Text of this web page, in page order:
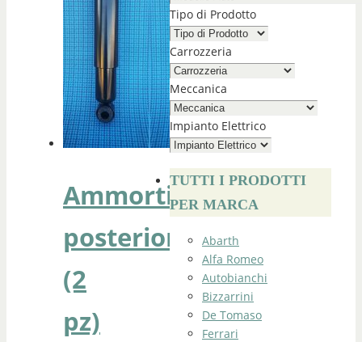
Ammortizzatori
posteriori
(2
pz)
Tipo di Prodotto
Carrozzeria
Meccanica
Impianto Elettrico
TUTTI I PRODOTTI
PER MARCA
Abarth
Alfa Romeo
Autobianchi
Bizzarrini
De Tomaso
Ferrari